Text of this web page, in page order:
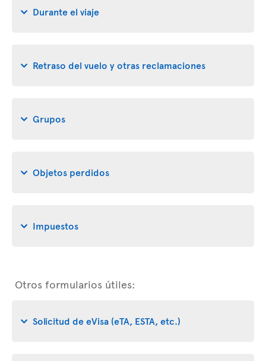
Durante el viaje
Retraso del vuelo y otras reclamaciones
Grupos
Objetos perdidos
Impuestos
Otros formularios útiles:
Solicitud de eVisa (eTA, ESTA, etc.)